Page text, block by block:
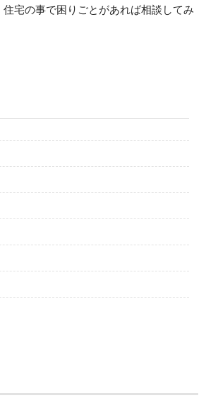
住宅の事で困りごとがあれば相談してみ